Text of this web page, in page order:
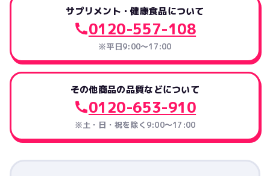
サプリメント・健康食品について
0120-557-108
※平日9:00～17:00
その他商品の品質などについて
0120-653-910
※土・日・祝を除く9:00〜17:00